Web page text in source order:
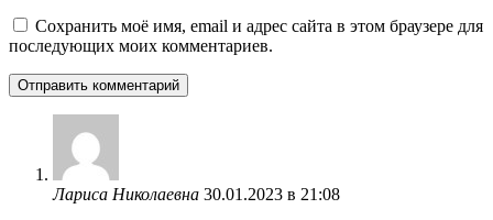
Сохранить моё имя, email и адрес сайта в этом браузере для
последующих моих комментариев.
Лариса Николаевна 30.01.2023 в 21:08